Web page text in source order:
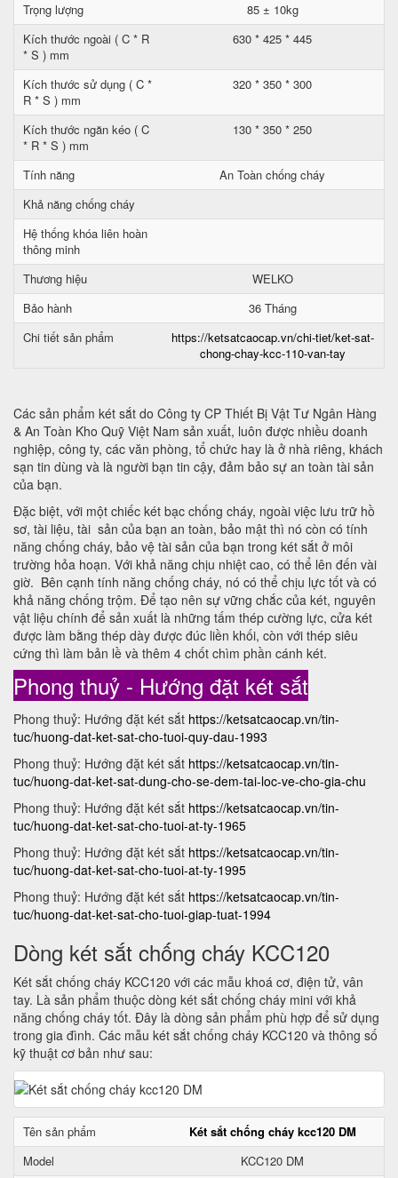
Trọng lượng
85 ± 10kg
Kích thước ngoài ( C * R
* S ) mm
630 * 425 * 445
Kích thước sử dụng ( C *
R * S ) mm
320 * 350 * 300
Kích thước ngăn kéo ( C
* R * S ) mm
130 * 350 * 250
Tính năng
An Toàn chống cháy
Khả năng chống cháy
Hệ thống khóa liên hoàn
thông minh
Thương hiệu
WELKO
Bảo hành
36 Tháng
Chi tiết sản phẩm
https://ketsatcaocap.vn/chi-tiet/ket-sat-
chong-chay-kcc-110-van-tay
Các sản phẩm két sắt do Công ty CP Thiết Bị Vật Tư Ngân Hàng
& An Toàn Kho Quỹ Việt Nam sản xuất, luôn được nhiều doanh
nghiệp, công ty, các văn phòng, tổ chức hay là ở nhà riêng, khách
sạn tin dùng và là người bạn tin cậy, đảm bảo sự an toàn tài sản
của bạn.
Đặc biệt, với một chiếc két bạc chống cháy, ngoài việc lưu trữ hồ
sơ, tài liệu, tài sản của bạn an toàn, bảo mật thì nó còn có tính
năng chống cháy, bảo vệ tài sản của bạn trong két sắt ở môi
trường hỏa hoạn. Với khả năng chịu nhiệt cao, có thể lên đến vài
giờ. Bên cạnh tính năng chống cháy, nó có thể chịu lực tốt và có
khả năng chống trộm. Để tạo nên sự vững chắc của két, nguyên
vật liệu chính để sản xuất là những tấm thép cường lực, cửa két
được làm bằng thép dày được đúc liền khối, còn với thép siêu
cứng thì làm bản lề và thêm 4 chốt chìm phần cánh két.
Phong thuỷ - Hướng đặt két sắt
Phong thuỷ: Hướng đặt két sắt https://ketsatcaocap.vn/tin-
tuc/huong-dat-ket-sat-cho-tuoi-quy-dau-1993
Phong thuỷ: Hướng đặt két sắt https://ketsatcaocap.vn/tin-
tuc/huong-dat-ket-sat-dung-cho-se-dem-tai-loc-ve-cho-gia-chu
Phong thuỷ: Hướng đặt két sắt https://ketsatcaocap.vn/tin-
tuc/huong-dat-ket-sat-cho-tuoi-at-ty-1965
Phong thuỷ: Hướng đặt két sắt https://ketsatcaocap.vn/tin-
tuc/huong-dat-ket-sat-cho-tuoi-at-ty-1995
Phong thuỷ: Hướng đặt két sắt https://ketsatcaocap.vn/tin-
tuc/huong-dat-ket-sat-cho-tuoi-giap-tuat-1994
Dòng két sắt chống cháy KCC120
Két sắt chống cháy KCC120 với các mẫu khoá cơ, điện tử, vân
tay. Là sản phẩm thuộc dòng két sắt chống cháy mini với khả
năng chống cháy tốt. Đây là dòng sản phẩm phù hợp để sử dụng
trong gia đình. Các mẫu két sắt chống cháy KCC120 và thông số
kỹ thuật cơ bản như sau:
Tên sản phẩm
Két sắt chống cháy kcc120 DM
Model
KCC120 DM